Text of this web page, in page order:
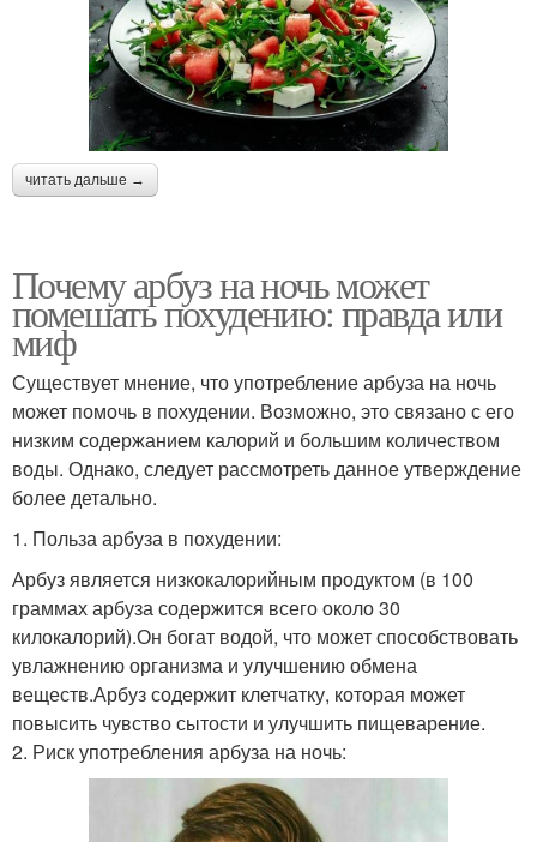
читать дальше →
Почему арбуз на ночь может
помешать похудению: правда или
миф
Существует мнение, что употребление арбуза на ночь
может помочь в похудении. Возможно, это связано с его
низким содержанием калорий и большим количеством
воды. Однако, следует рассмотреть данное утверждение
более детально.
1. Польза арбуза в похудении:
Арбуз является низкокалорийным продуктом (в 100
граммах арбуза содержится всего около 30
килокалорий).Он богат водой, что может способствовать
увлажнению организма и улучшению обмена
веществ.Арбуз содержит клетчатку, которая может
повысить чувство сытости и улучшить пищеварение.
2. Риск употребления арбуза на ночь: